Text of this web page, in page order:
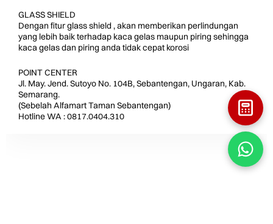
GLASS SHIELD
Dengan fitur glass shield , akan memberikan perlindungan
yang lebih baik terhadap kaca gelas maupun piring sehingga
kaca gelas dan piring anda tidak cepat korosi
POINT CENTER
Jl. May. Jend. Sutoyo No. 104B, Sebantengan, Ungaran, Kab.
Semarang.
(Sebelah Alfamart Taman Sebantengan)
Hotline WA : 0817.0404.310